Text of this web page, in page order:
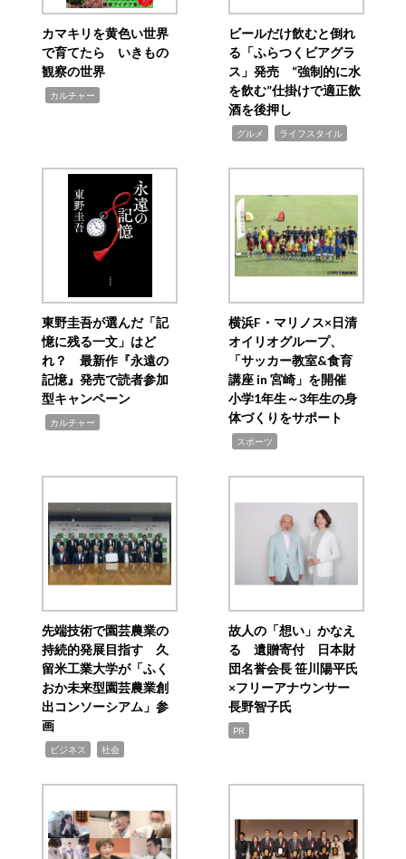
カマキリを黄色い世界
で育てたら いきもの
観察の世界
カルチャー
ビールだけ飲むと倒れ
る「ふらつくビアグラ
ス」発売 “強制的に水
を飲む”仕掛けで適正飲
酒を後押し
グルメ ライフスタイル
東野圭吾が選んだ「記
憶に残る一文」はど
れ？ 最新作『永遠の
記憶』発売で読者参加
型キャンペーン
カルチャー
横浜F・マリノス×日清
オイリオグループ、
「サッカー教室&食育
講座 in 宮崎」を開催
小学1年生～3年生の身
体づくりをサポート
スポーツ
先端技術で園芸農業の
持続的発展目指す 久
留米工業大学が「ふく
おか未来型園芸農業創
出コンソーシアム」参
画
ビジネス 社会
故人の「想い」かなえ
る 遺贈寄付 日本財
団名誉会長 笹川陽平氏
×フリーアナウンサー
長野智子氏
PR